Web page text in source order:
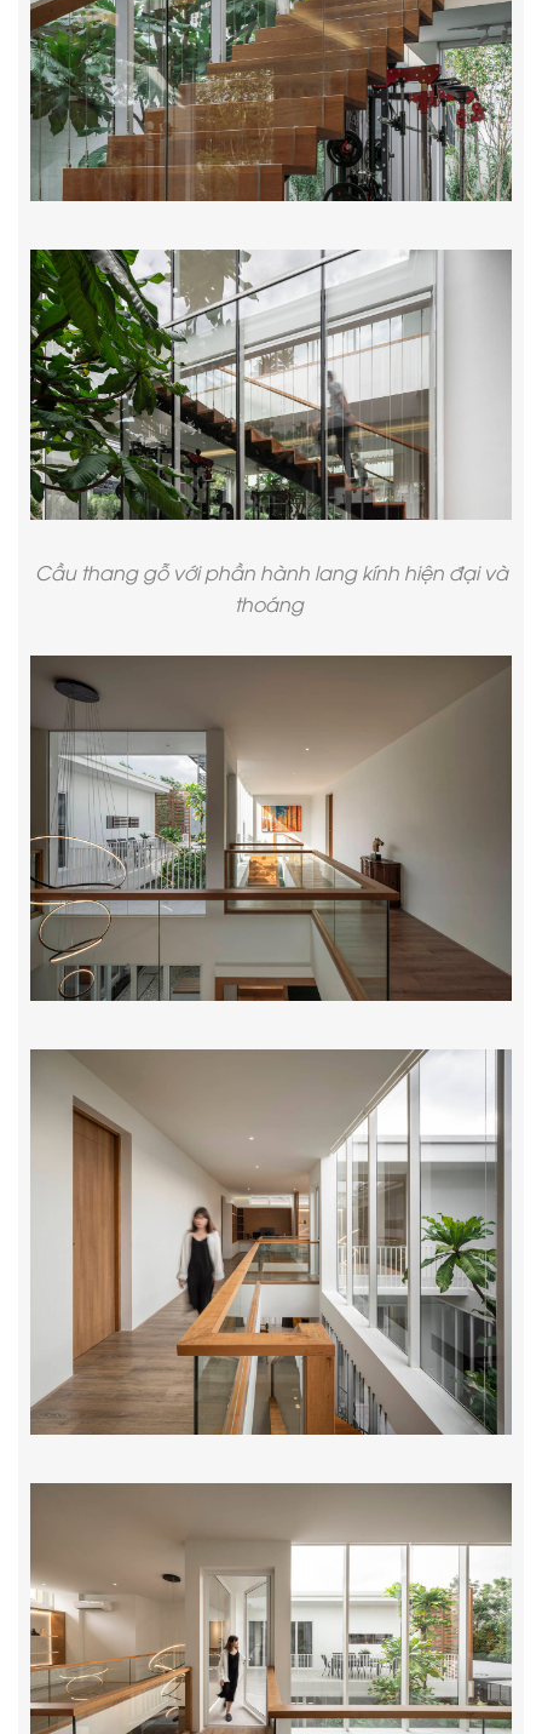
Cầu thang gỗ với phần hành lang kính hiện đại và
thoáng